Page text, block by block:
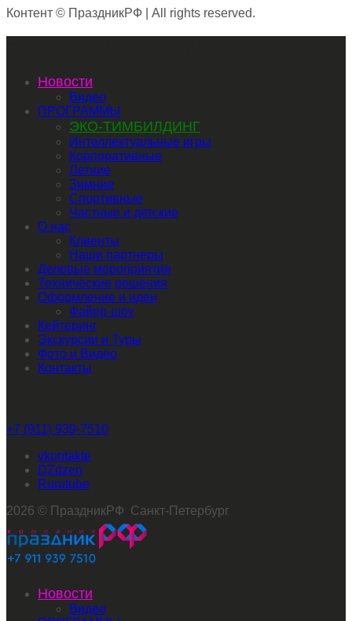
Контент © ПраздникРФ | All rights reserved.
Новости
Видео
ПРОГРАММЫ
ЭКО-ТИМБИЛДИНГ
Интеллектуальные игры
Корпоративные
Летние
Зимние
Спортивные
Частные и детские
О нас
Клиенты
Наши партнеры
Деловые мероприятия
Технические решения
Оформление и идеи
Файер-шоу
Кейтеринг
Экскурсии и Туры
Фото и Видео
Контакты
+7 (911) 939-7510
vkontakte
dzen
rutube
2026 © ПраздникРФ Санкт-Петербург
Новости
Видео